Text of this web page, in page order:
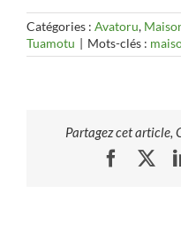
Catégories : Avatoru,
Tuamotu | Mots-clés :
Partagez cet article,